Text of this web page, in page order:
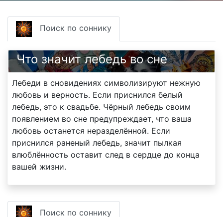
Поиск по соннику
Что значит лебедь во сне
Лебеди в сновидениях символизируют нежную
любовь и верность. Если приснился белый
лебедь, это к свадьбе. Чёрный лебедь своим
появлением во сне предупреждает, что ваша
любовь останется неразделённой. Если
приснился раненый лебедь, значит пылкая
влюблённость оставит след в сердце до конца
вашей жизни.
Поиск по соннику